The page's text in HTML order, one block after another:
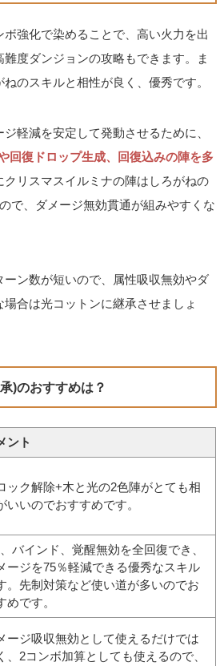
強化で染めることで、高い火力を出
度ダンジョンの攻略もできます。ま
のスキルと相性が良く、優秀です。
軽減を安定して発動させるために、
回復ドロップ生成、回復込みの陣を多
クリスマスイルミナの陣はしろがねの
で、ダメージ無効貫通が組みやすくな
ン数が短いので、属性吸収無効やダ
場合は光コットンに継承させましょ
)のおすすめは？
ント
ック解除+木と光の2色陣がとても相
いいのでおすすめです。
バインド、覚醒無効を全回復でき、
ージを75％軽減できる優秀なスキル
。先制対策など使い道が多いのでお
めです。
ージ吸収無効として使えるだけでは
、2コンボ加算としても使えるので、